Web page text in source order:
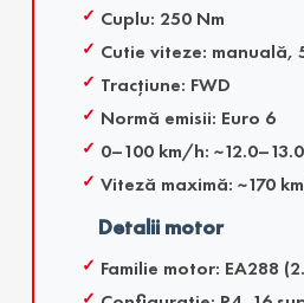
Cuplu: 250 Nm
Cutie viteze: manuală,
Tracțiune: FWD
Normă emisii: Euro 6
0–100 km/h:
Viteză maximă: ~170
Detalii motor
Familie motor: EA288